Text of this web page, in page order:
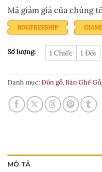
5
sao
Mã giảm giá của chúng
BDGFREESHIP
Số lượng: 1 Chiếc 1 Đôi
Danh mục:Đôn gỗ,Bàn Ghế Gỗ,
MÔ TẢ